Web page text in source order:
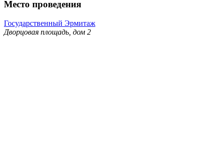
Место проведения
Государственный Эрмитаж
Дворцовая площадь, дом 2